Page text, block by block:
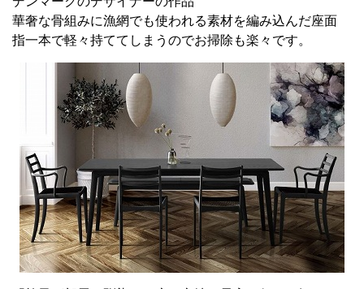
華奢な骨組みに漁網でも使われる素材を編み込んだ座面
指一本で軽々持ててしまうのでお掃除も楽々です。